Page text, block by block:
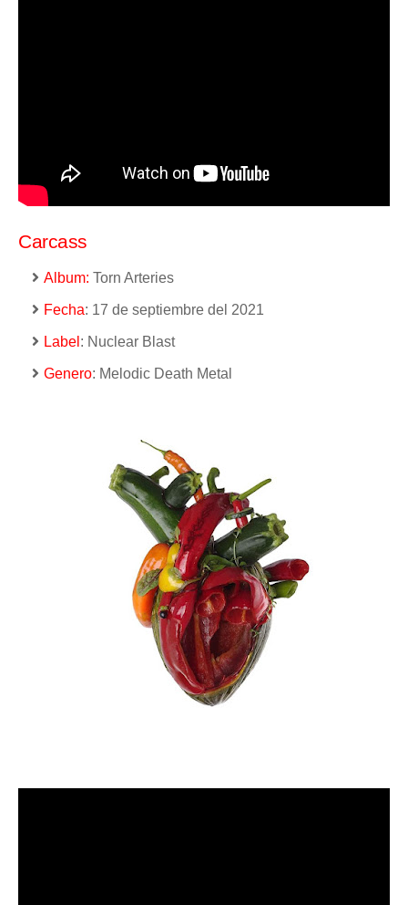
Carcass
Album: Torn Arteries
Fecha: 17 de septiembre del 2021
Label : Nuclear Blast
Genero: Melodic Death Metal